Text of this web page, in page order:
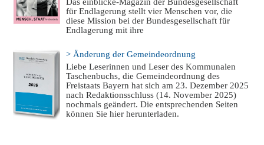
für Endlagerung stellt vier Menschen vor, die
diese Mission bei der Bundesgesellschaft für
Endlagerung mit ihre
> Änderung der Gemeindeordnung
Liebe Leserinnen und Leser des Kommunalen
Taschenbuchs, die Gemeindeordnung des
Freistaats Bayern hat sich am 23. Dezember 2025
nach Redaktionsschluss (14. November 2025)
nochmals geändert. Die entsprechenden Seiten
können Sie hier herunterladen.